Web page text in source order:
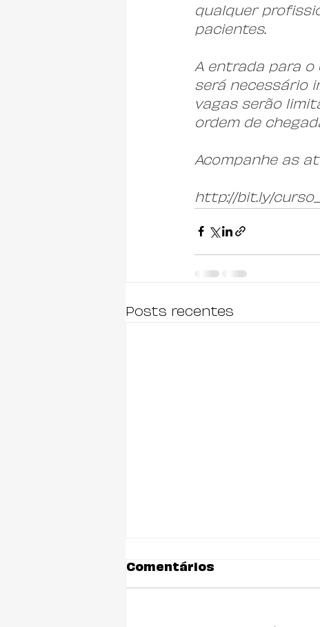
qualquer
pacientes.
A entrada para
será necessário
vagas serão
ordem de
Acompanhe as
http://bit.ly/
Posts recentes
Comentários